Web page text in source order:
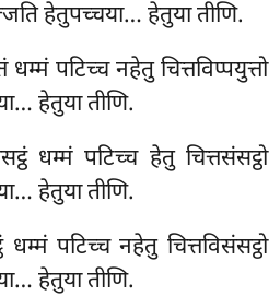
हेतुपच्चया… हेतुया तीणि.
धम्मं पटिच्च नहेतु चित्तविप्पयुत्तो
हेतुया तीणि.
धम्मं पटिच्च हेतु चित्तसंसट्ठो
हेतुया तीणि.
धम्मं पटिच्च नहेतु चित्तविसंसट्ठो
हेतुया तीणि.